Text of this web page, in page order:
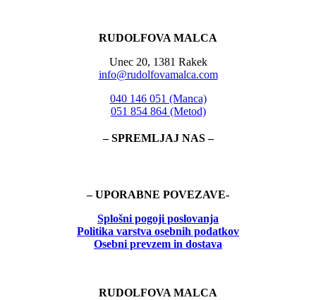
RUDOLFOVA MALCA
Unec 20, 1381 Rakek
info@rudolfovamalca.com
040 146 051 (Manca)
051 854 864 (Metod)
– SPREMLJAJ NAS –
– UPORABNE POVEZAVE-
Splošni pogoji poslovanja
Politika varstva osebnih podatkov
Osebni prevzem in dostava
RUDOLFOVA MALCA